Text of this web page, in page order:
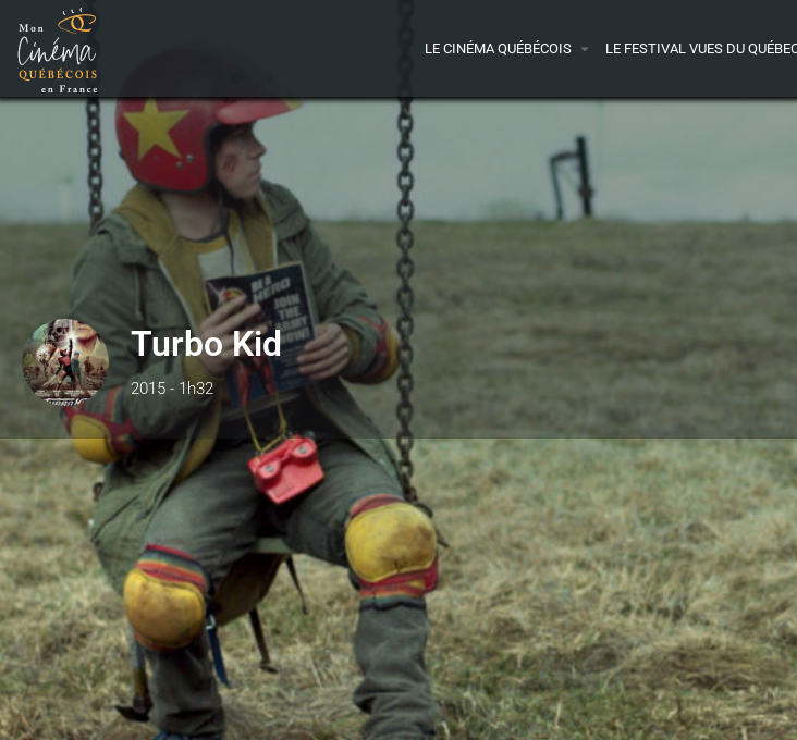
LE CINÉMA QUÉBÉCOIS LE FESTIVAL VUES DU
Turbo Kid
2015 - 1h32
Détails Bande-annonce Presse
J'aime Au cinéma Outbuster Vidéo à la
Réalisé par :
Collectif RKKS